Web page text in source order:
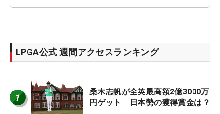
LPGA公式 週間アクセスランキング
1
桑木志帆が全英最高額2億3000万
円ゲット 日本勢の獲得賞金は？